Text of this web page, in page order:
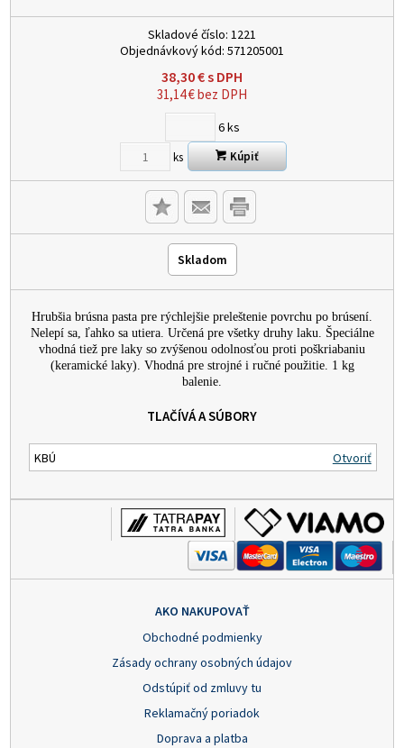
Skladové číslo: 1221
Objednávkový kód: 571205001
38,30€s DPH
31,14€bez DPH
6ks
ks Kúpiť
Skladom
Hrubšia brúsna pasta pre rýchlejšie preleštenie povrchu po brúsení.
Nelepí sa, ľahko sa utiera. Určená pre všetky druhy laku. Špeciálne
vhodná tiež pre laky so zvýšenou odolnosťou proti poškriabaniu
(keramické laky). Vhodná pre strojné i ručné použitie. 1 kg
balenie.
TLAČÍVÁ A SÚBORY
KBÚ Otvoriť
AKO NAKUPOVAŤ
Obchodné podmienky
Zásady ochrany osobných údajov
Odstúpiť od zmluvy tu
Reklamačný poriadok
Doprava a platba